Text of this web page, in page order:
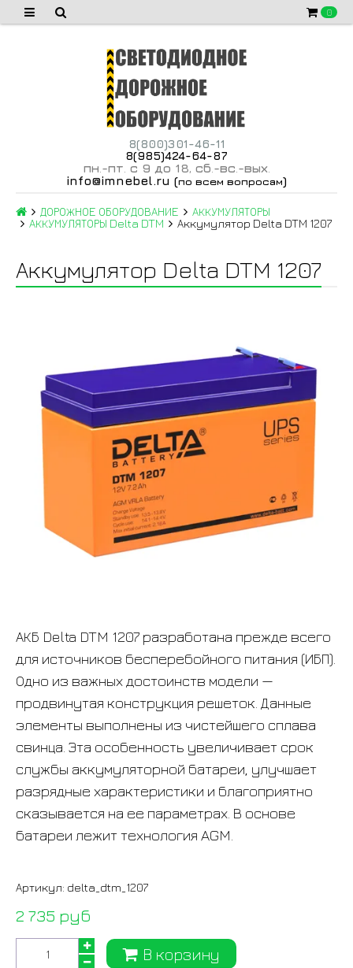
0
8(800)301-46-11
8(985)424-64-87
пн -пт с 9 до 18, сб -вс -вых.
info@imnebel.ru (по всем вопросам)
ДОРОЖНОЕ ОБОРУДОВАНИЕ
АККУМУЛЯТОРЫ
АККУМУЛЯТОРЫ Delta DTM
Аккумулятор Delta DTM 1207
Аккумулятор Delta DTM 1207
АКБ Delta DTM 1207 разработана прежде всего
для источников бесперебойного питания (ИБП).
Одно из важных достоинств модели —
продвинутая конструкция решеток. Данные
элементы выполнены из чистейшего сплава
свинца. Эта особенность увеличивает срок
службы аккумуляторной батареи, улучшает
разрядные характеристики и благоприятно
сказывается на ее параметрах. В основе
батареи лежит технология AGM.
Артикул: delta_dtm_1207
2 735 руб
В корзину